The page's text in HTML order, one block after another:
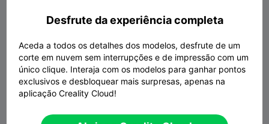
Desfrute da experiência completa
Aceda a todos os detalhes dos modelos, desfrute de um
corte em nuvem sem interrupções e de impressão com um
único clique. Interaja com os modelos para ganhar pontos
exclusivos e desbloquear mais surpresas, apenas na
aplicação Creality Cloud!